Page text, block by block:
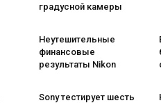
градусной камеры
Неутешительные
финансовые
результаты Nikon
Sony тестирует шесть